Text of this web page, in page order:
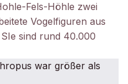
Fels-Höhle zwei
Vogelfiguren aus
sind rund 40.000